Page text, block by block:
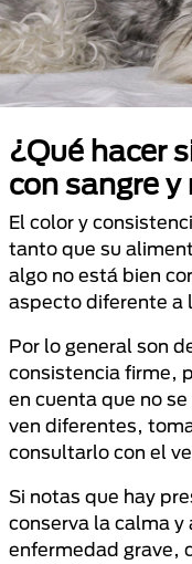
¿Qué hacer
con sangre
El color y
tanto que su
algo no está bien
aspecto diferente a
Por lo general son
consistencia firme,
en cuenta que no
ven diferentes,
consultarlo con el
Si notas que hay
conserva la calma y
enfermedad grave,